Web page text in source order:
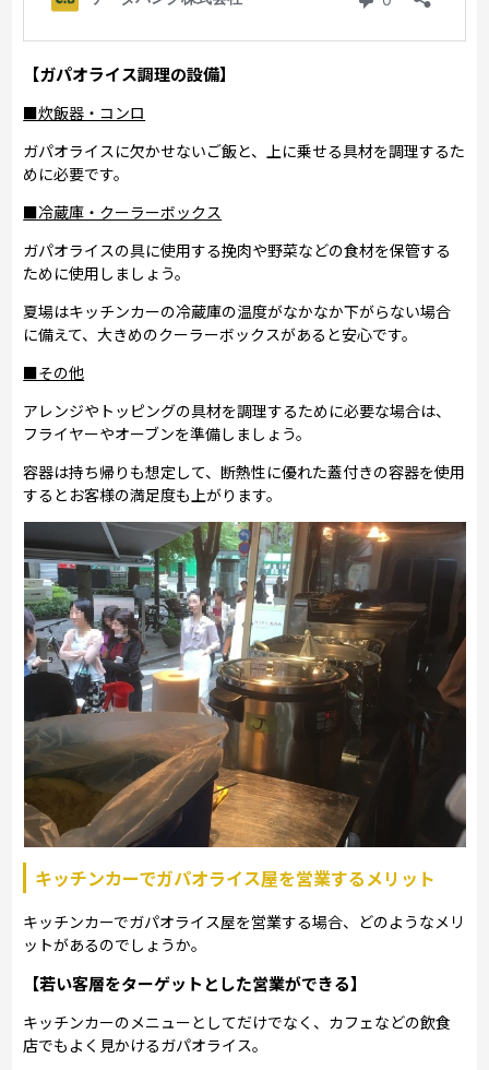
【ガパオライス調理の設備】
■炊飯器・コンロ
ガパオライスに欠かせないご飯と、上に乗せる具材を調理するた
めに必要です。
■冷蔵庫・クーラーボックス
ガパオライスの具に使用する挽肉や野菜などの食材を保管する
ために使用しましょう。
夏場はキッチンカーの冷蔵庫の温度がなかなか下がらない場合
に備えて、大きめのクーラーボックスがあると安心です。
■その他
アレンジやトッピングの具材を調理するために必要な場合は、
フライヤーやオーブンを準備しましょう。
容器は持ち帰りも想定して、断熱性に優れた蓋付きの容器を使用
するとお客様の満足度も上がります。
キッチンカーでガパオライス屋を営業するメリット
キッチンカーでガパオライス屋を営業する場合、どのようなメリ
ットがあるのでしょうか。
【若い客層をターゲットとした営業ができる】
キッチンカーのメニューとしてだけでなく、カフェなどの飲食
店でもよく見かけるガパオライス。